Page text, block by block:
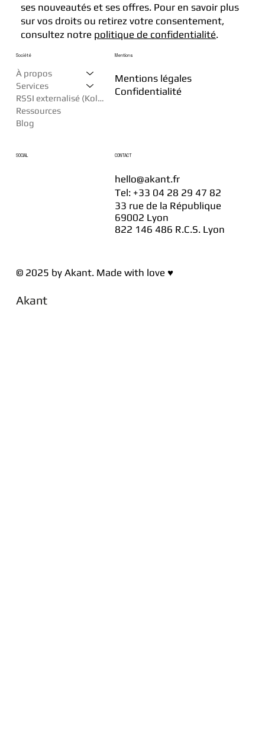
Akant
ses nouveautés et ses offres. Pour en savoir plus
sur vos droits ou retirez votre consentement,
consultez notre politique de confidentialité.
Société
À propos
Services
RSSI externalisé (Kollègue)
Ressources
Blog
Mentions
Confidentialité
Mentions légales
SOCIAL CONTACT
hello@akant.fr
Tel: +33 04 28 29 47 82
33 rue de la République
69002 Lyon
822 146 486 R.C.S. Lyon
© 2025 by Akant. Made with love ♥